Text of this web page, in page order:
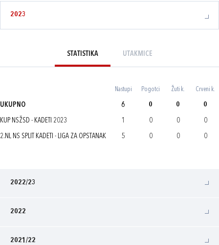
2023
STATISTIKA UTAKMICE
Nastupi Pogotci Žuti k. Crveni k.
UKUPNO 6 0 0 0
KUP NSŽSD - KADETI 2023 1 0 0 0
2.NL NS SPLIT KADETI - LIGA ZA OPSTANAK 5 0 0 0
2022/23
2022
2021/22